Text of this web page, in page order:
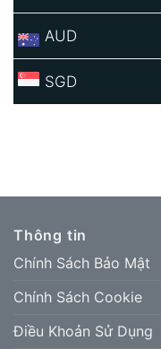
AUD
SGD
Thông tin
Chính Sách Bảo Mật
Chính Sách Cookie
Điều Khoản Sử Dụng